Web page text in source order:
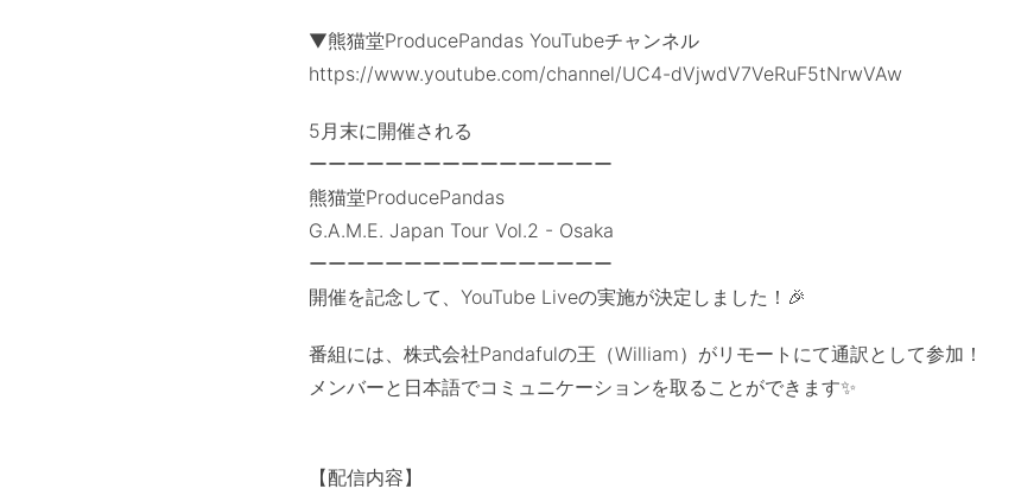
▼熊猫堂ProducePandas YouTubeチャンネル
https://www.youtube.com/channel/UC4-dVjwdV7VeRuF5tNrwVAw
5月末に開催される
ーーーーーーーーーーーーーーーー
熊猫堂ProducePandas
G.A.M.E. Japan Tour Vol.2 - Osaka
ーーーーーーーーーーーーーーーー
開催を記念して、YouTube Liveの実施が決定しました！🎉
番組には、株式会社Pandafulの王（William）がリモートにて通訳として参加！
メンバーと日本語でコミュニケーションを取ることができます✨
【配信内容】